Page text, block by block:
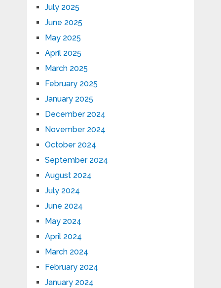
July 2025
June 2025
May 2025
April 2025
March 2025
February 2025
January 2025
December 2024
November 2024
October 2024
September 2024
August 2024
July 2024
June 2024
May 2024
April 2024
March 2024
February 2024
January 2024